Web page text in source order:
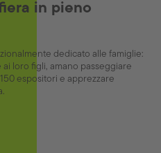
in pieno
dedicato alle famiglie:
loro figli, amano passeggiare
espositori e apprezzare